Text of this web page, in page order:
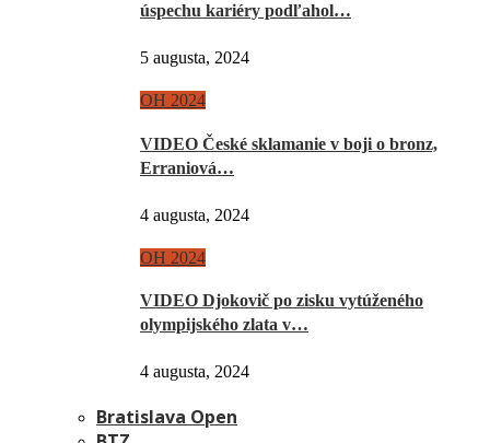
úspechu kariéry podľahol…
5 augusta, 2024
OH 2024
VIDEO České sklamanie v boji o bronz,
Erraniová…
4 augusta, 2024
OH 2024
VIDEO Djokovič po zisku vytúženého
olympijského zlata v…
4 augusta, 2024
Bratislava Open